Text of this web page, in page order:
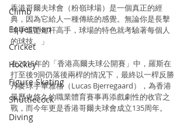
Climb
Equestrian
Cricket
Hockey
Figure Skating
Shuttlecock
Diving
香港哥爾夫球會（粉嶺球場）是一個真正的經
典，因為它給人一種傳統的感覺。無論你是長擊
球手還是短杆高手，球場的特色就考驗著每個人
的球技。」
在2015年的「香港高爾夫球公開賽」中，羅斯在
打至後9洞仍落後兩桿的情况下，最終以一桿反勝
丹麥球手畢雅格（Lucas Bjerregaard），為香港
最歷史悠久的職業體育賽事再添戲劇性的收官之
戰，而今年更是香港哥爾夫球會成立135周年。